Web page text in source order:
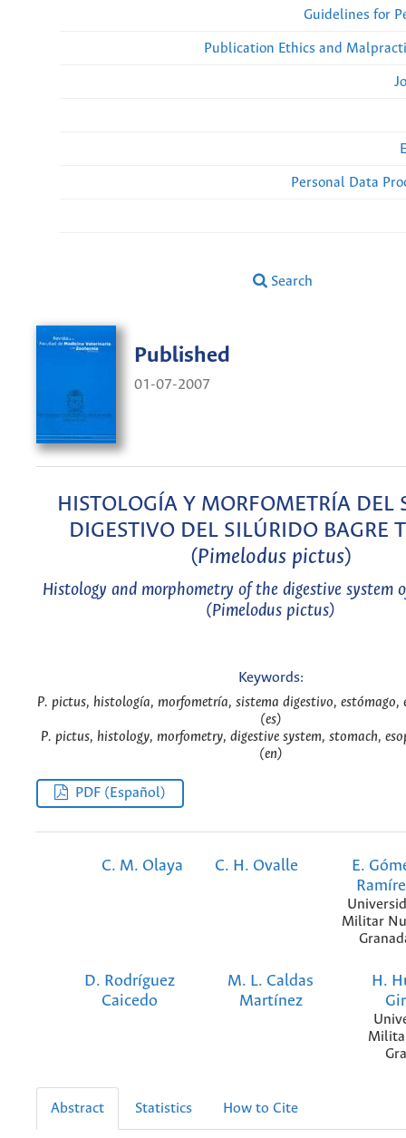
Guidelines for
Publication Ethics and
Personal Data
Search
Published
01-07-2007
HISTOLOGÍA Y MORFOMETRÍA DEL
DIGESTIVO DEL SILÚRIDO BAGRE
(Pimelodus pictus)
Histology and morphometry of the digestive system
(Pimelodus pictus)
Keywords:
P. pictus, histología, morfometría, sistema digestivo, estómago,
(es)
P. pictus, histology, morfometry, digestive system, stomach,
(en)
PDF (Español)
C. M. Olaya C. H. Ovalle
E.
Militar
D. Rodríguez
Caicedo
M. L. Caldas
Martínez
H.
Abstract Statistics How to Cite